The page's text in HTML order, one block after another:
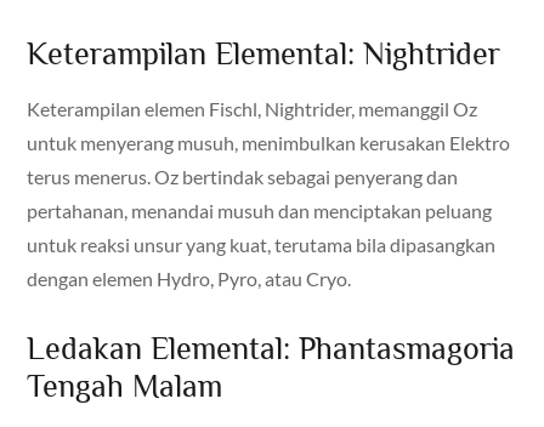
Keterampilan Elemental: Nightrider
Keterampilan elemen Fischl, Nightrider, memanggil Oz
untuk menyerang musuh, menimbulkan kerusakan Elektro
terus menerus. Oz bertindak sebagai penyerang dan
pertahanan, menandai musuh dan menciptakan peluang
untuk reaksi unsur yang kuat, terutama bila dipasangkan
dengan elemen Hydro, Pyro, atau Cryo.
Ledakan Elemental: Phantasmagoria
Tengah Malam